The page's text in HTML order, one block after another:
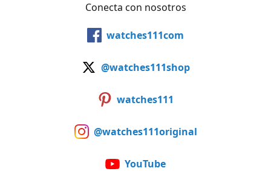
Conecta con nosotros
watches111com
@watches111shop
watches111
@watches111original
YouTube